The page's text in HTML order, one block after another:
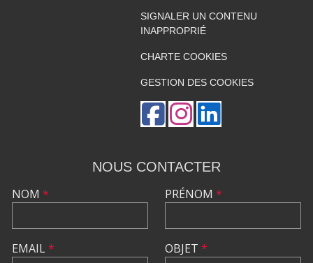
SIGNALER UN CONTENU
INAPPROPRIÉ
CHARTE COOKIES
GESTION DES COOKIES
NOUS CONTACTER
NOM *
EMAIL*
PRÉNOM *
OBJET *